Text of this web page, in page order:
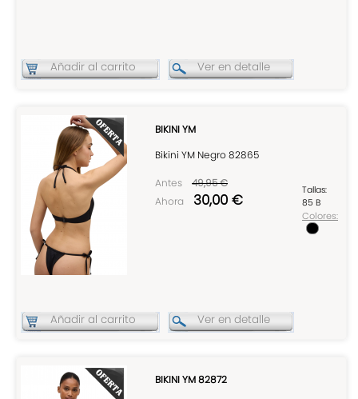
Añadir al carrito Ver en detalle
BIKINI YM
Bikini YM Negro 82865
Antes
49,95 €
Ahora
30,00 €
Tallas:
85 B
Colores:
Añadir al carrito Ver en detalle
BIKINI YM 82872